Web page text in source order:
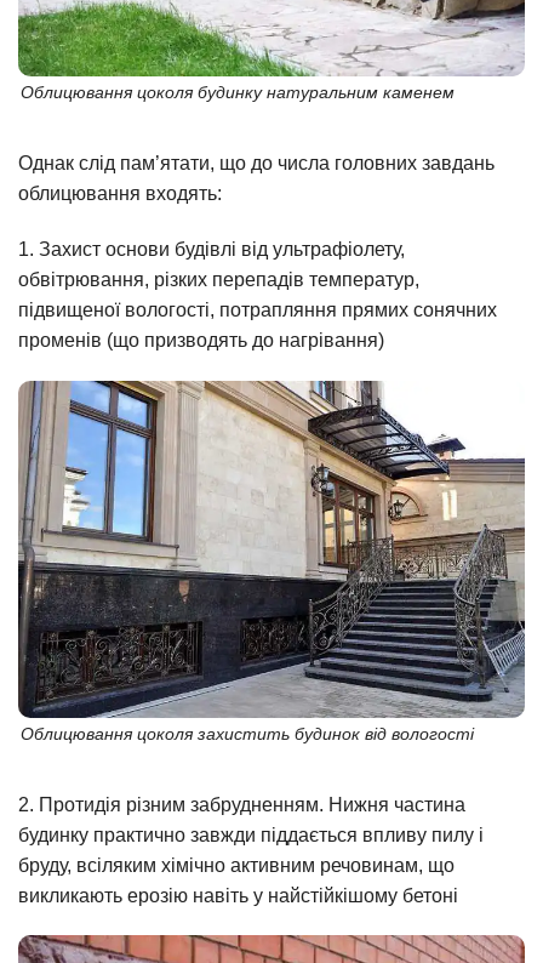
Облицювання цоколя будинку натуральним каменем
Однак слід пам’ятати, що до числа головних завдань
облицювання входять:
1. Захист основи будівлі від ультрафіолету,
обвітрювання, різких перепадів температур,
підвищеної вологості, потрапляння прямих сонячних
променів (що призводять до нагрівання)
Облицювання цоколя захистить будинок від вологості
2. Протидія різним забрудненням. Нижня частина
будинку практично завжди піддається впливу пилу і
бруду, всіляким хімічно активним речовинам, що
викликають ерозію навіть у найстійкішому бетоні